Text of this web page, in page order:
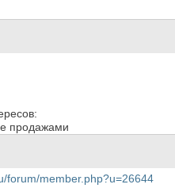
продажами
forum/member.php?u=26644